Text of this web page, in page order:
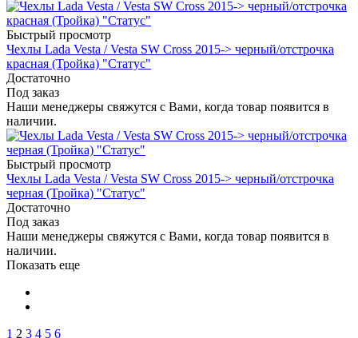
Быстрый просмотр
Чехлы Lada Vesta / Vesta SW Cross 2015-> черный/отстрочка
красная (Тройка) "Статус"
Достаточно
Под заказ
Наши менеджеры свяжутся с Вами, когда товар появится в
наличии.
Быстрый просмотр
Чехлы Lada Vesta / Vesta SW Cross 2015-> черный/отстрочка
черная (Тройка) "Статус"
Достаточно
Под заказ
Наши менеджеры свяжутся с Вами, когда товар появится в
наличии.
Показать еще
1 2 3 4 5 6